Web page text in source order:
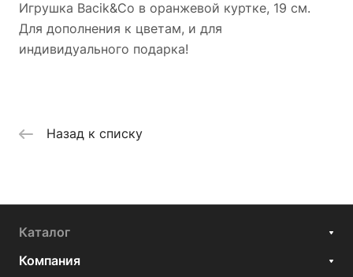
Игрушка Bacik&Co в оранжевой куртке, 19 см.
Для дополнения к цветам, и для
индивидуального подарка!
Назад к списку
Каталог
Компания